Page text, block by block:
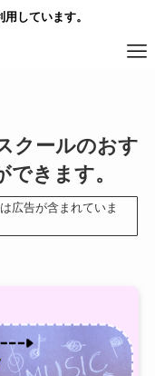
しています。
クールのおす
きます。
広告が含まれていま